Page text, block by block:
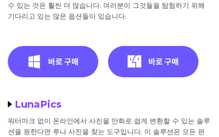
수 있는 것은 훨씬 더 많습니다. 여러분이 그것들을 탐험하기 위해
기다리고 있는 많은 옵션들이 있습니다.
LunaPics
워터마크 없이 온라인에서 사진을 만화로 쉽게 변환할 수 있는 솔루
션을 원한다면 루나 사진을 찾는 도구입니다. 이 솔루션은 모든 편